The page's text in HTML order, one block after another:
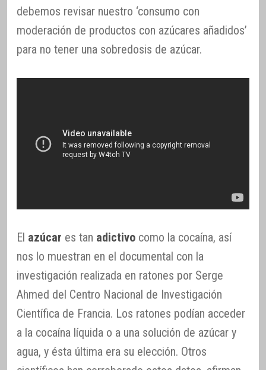
debemos revisar nuestro ‘consumo con
moderación de productos con azúcares añadidos’
para no tener una sobredosis de azúcar.
El azúcar es tan adictivo como la cocaína, así
nos lo muestran en el documental con la
investigación realizada en ratones por Serge
Ahmed del Centro Nacional de Investigación
Científica de Francia. Los ratones podían acceder
a la cocaína líquida o a una solución de azúcar y
agua, y ésta última era su elección. Otros